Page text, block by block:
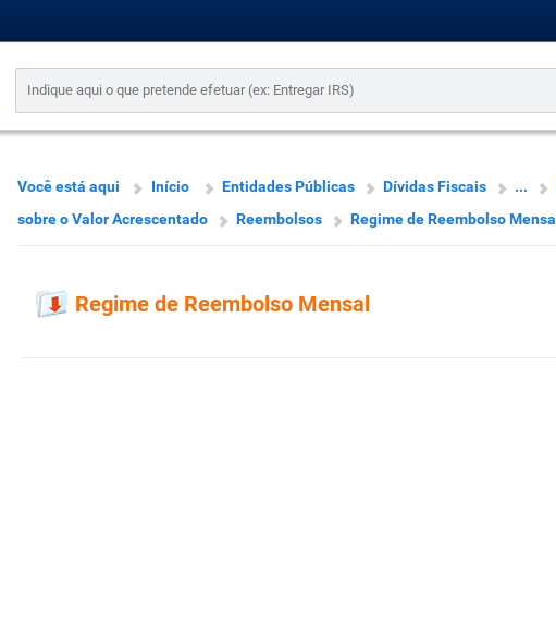
Você está aqui Início Entidades Públicas Dívidas Fiscais ...
sobre o Valor Acrescentado
Reembolsos Regime de Reembolso Mensal
Regime de Reembolso Mensal